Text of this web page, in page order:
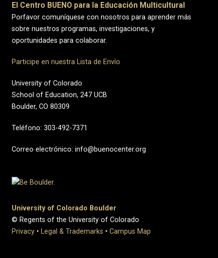
El Centro BUENO para la Educación Multicultural
Porfavor comuníquese con nosotros para aprender más
sobre nuestros programas, investigaciones, y
oportunidades para colaborar.
Participe en nuestra Lista de Envío
University of Colorado
School of Education, 247 UCB
Boulder, CO 80309
Teléfono: 303-492-7371
Correo electrónico: info@buenocenter.org
University of Colorado Boulder
© Regents of the University of Colorado
Privacy • Legal & Trademarks • Campus Map